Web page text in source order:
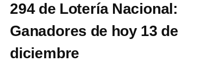
294 de Lotería Nacional:
Ganadores de hoy 13 de
diciembre